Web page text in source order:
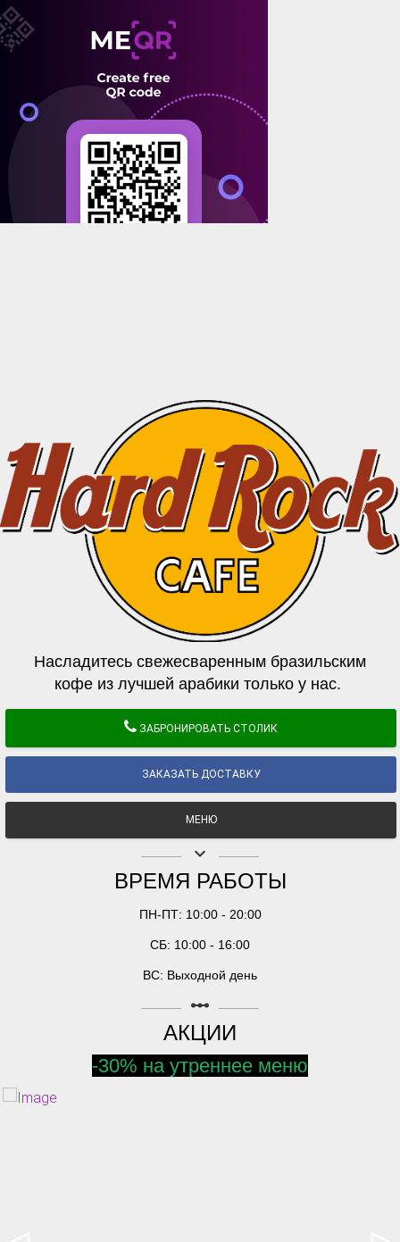
Насладитесь свежесваренным бразильским
кофе из лучшей арабики только у нас.
ЗАБРОНИРОВАТЬ СТОЛИК
ЗАКАЗАТЬ ДОСТАВКУ
МЕНЮ
keyboard_arrow_down
ВРЕМЯ РАБОТЫ
ПН-ПТ: 10:00 - 20:00
СБ: 10:00 - 16:00
ВС: Выходной день
linear_scale
АКЦИИ
-30% на утреннее меню